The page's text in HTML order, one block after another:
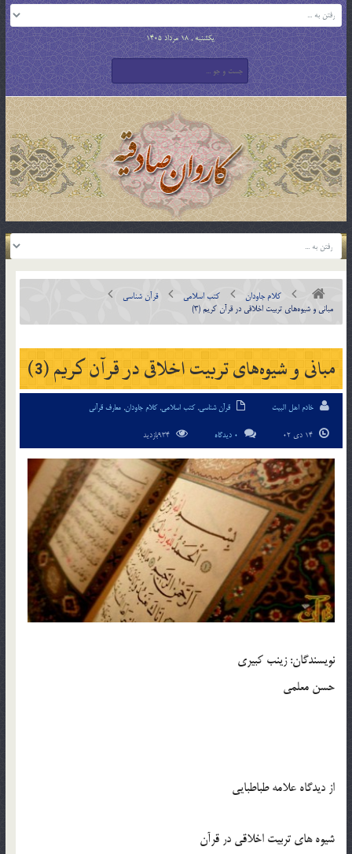
یکشنبه , 18 مرداد 1405
کلام جاودان کتب اسلامی
قرآن شناسی
مبانی و شیوه‌های تربیت اخلاقی در قرآن کریم (3)
مبانی و شیوه‌های تربیت اخلاقی در قرآن کریم (3)
خادم اهل البیت قرآن شناسی,کتب اسلامی,کلام جاودان, معارف قرآنی
0 دیدگاه
نویسندگان: زینب کبیری
حسن معلمی
از دیدگاه علامه طباطبایی
شیوه های تربیت اخلاقی در قرآن